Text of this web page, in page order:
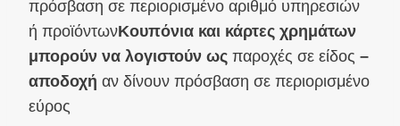
πρόσβαση σε περιορισμένο αριθμό υπηρεσιών
ή προϊόντωνΚουπόνια και κάρτες χρημάτων
μπορούν να λογιστούν ως παροχές σε είδος –
αποδοχή αν δίνουν πρόσβαση σε περιορισμένο
εύρος